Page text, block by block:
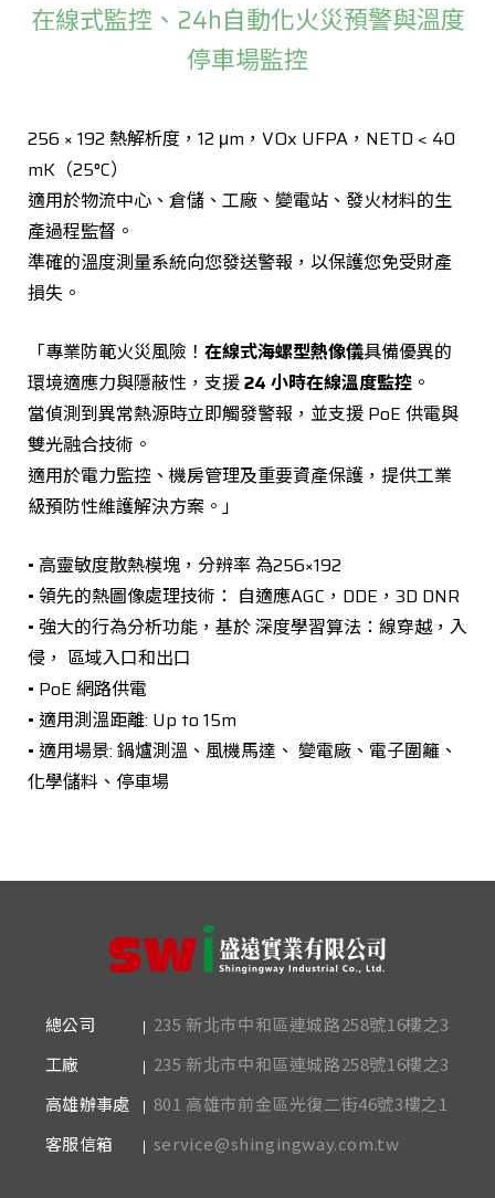
在線式監控、24h自動化火災預警與溫度
停車場監控
256 × 192 熱解析度，12 μm，VOx UFPA，NETD < 40
mK（25°C）
適用於物流中心、倉儲、工廠、變電站、發火材料的生
產過程監督。
準確的溫度測量系統向您發送警報，以保護您免受財產
損失。
「專業防範火災風險！ 在線式海螺型熱像儀具備優異的
環境適應力與隱蔽性，支援24 小時在線溫度監控 。
當偵測到異常熱源時立即觸發警報，並支援 PoE 供電與
雙光融合技術。
適用於電力監控、機房管理及重要資產保護，提供工業
級預防性維護解決方案。」
• 高靈敏度散熱模塊，分辨率 為256×192
• 領先的熱圖像處理技術： 自適應AGC，DDE，3D DNR
• 強大的行為分析功能，基於 深度學習算法：線穿越，入
侵， 區域入口和出口
• PoE 網路供電
• 適用測溫距離: Up to 15m
• 適用場景: 鍋爐測溫、風機馬達、 變電廠、電子圍籬、
化學儲料、停車場
總公司
235 新北市中和區連城路258號16樓之3
工廠
235 新北市中和區連城路258號16樓之3
高雄辦事處
801 高雄市前金區光復二街46號3樓之1
客服信箱
service@shingingway.com.tw